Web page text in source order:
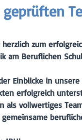
zum
am Beruflichen
Einblicke in unsere
erfolgreich
als vollwertiges